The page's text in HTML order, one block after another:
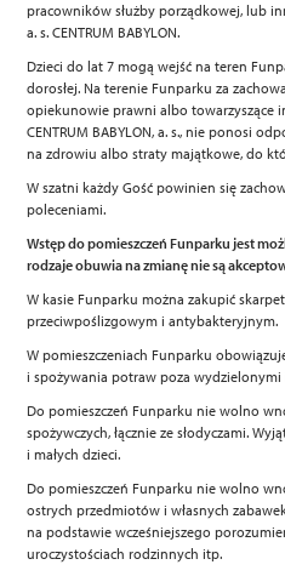
pracowników służby porządkowej, lub
a. s. CENTRUM BABYLON.
Dzieci do lat 7 mogą wejść na teren
dorosłej. Na terenie Funparku za
opiekunowie prawni albo towarzyszące
CENTRUM BABYLON, a. s., nie ponosi
na zdrowiu albo straty majątkowe, do
W szatni każdy Gość powinien się
poleceniami.
Wstęp do pomieszczeń Funparku jest
rodzaje obuwia na zmianę nie są
W kasie Funparku można zakupić
przeciwpoślizgowym i antybakteryjnym.
W pomieszczeniach Funparku
i spożywania potraw poza
Do pomieszczeń Funparku nie wolno
spożywczych, łącznie ze słodyczami.
i małych dzieci.
Do pomieszczeń Funparku nie wolno
ostrych przedmiotów i własnych
na podstawie wcześniejszego
uroczystościach rodzinnych itp.